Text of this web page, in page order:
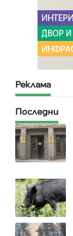
Реклама
Последни